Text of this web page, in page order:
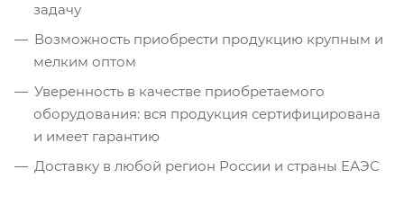
задачу
Возможность приобрести продукцию крупным и
мелким оптом
Уверенность в качестве приобретаемого
оборудования: вся продукция сертифицирована
и имеет гарантию
Доставку в любой регион России и страны ЕАЭС